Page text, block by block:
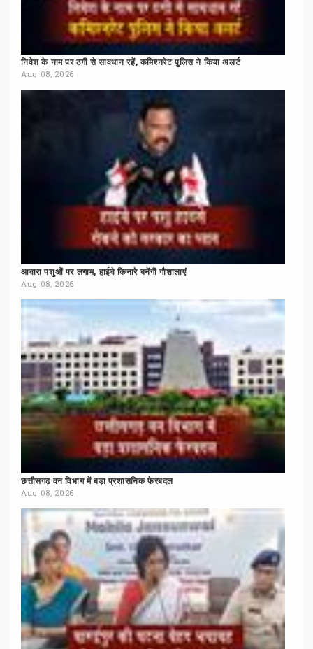
निवेश के नाम पर ठगी से सावधान रहें, कमिश्नरेट पुलिस ने किया अलर्ट
Aug 08, 2026
आवारा पशुओं पर लगाम, हाईवे किनारे बनेंगी गौशालाएं
Aug 08, 2026
छत्तीसगढ़ वन विभाग में बड़ा प्रशासनिक फेरबदल
Aug 08, 2026